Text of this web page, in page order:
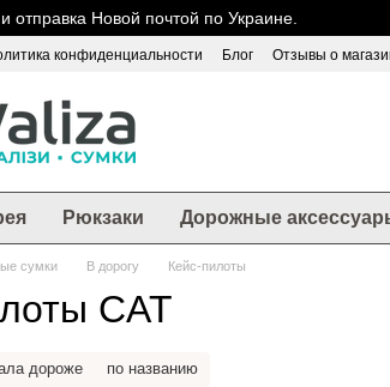
Новой почтой по Украине.
конфиденциальности Блог Отзывы о
Рюкзаки Дорожные
сумки В дорогу Кейс-пилоты
CAT
дороже по названию